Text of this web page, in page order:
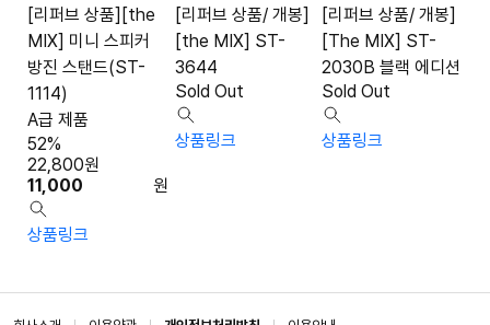
[리퍼브 상품][the
MIX] 미니 스피커
방진 스탠드(ST-
1114)
A급 제품
11,000 원
22,800원
52%
상품링크
[리퍼브 상품/ 개봉]
[the MIX] ST-
3644
Sold Out
상품링크
[리퍼브 상품/ 개봉]
[The MIX] ST-
2030B 블랙 에디션
Sold Out
상품링크